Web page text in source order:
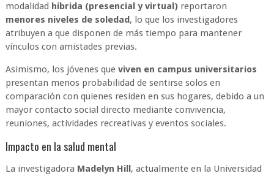
modalidad híbrida (presencial y virtual)reportaron
menores niveles de soledad, lo que los investigadores
atribuyen a que disponen de más tiempo para mantener
vínculos con amistades previas.
Asimismo, los jóvenes que viven en campus universitarios
presentan menos probabilidad de sentirse solos en
comparación con quienes residen en sus hogares, debido a un
mayor contacto social directo mediante convivencia,
reuniones, actividades recreativas y eventos sociales.
Impacto en la salud mental
La investigadora Madelyn Hill, actualmente en la Universidad